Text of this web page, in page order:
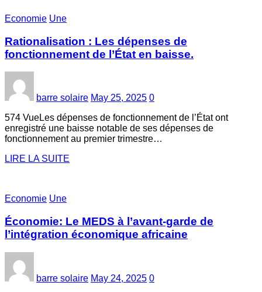
Economie Une
Rationalisation : Les dépenses de
fonctionnement de l’État en baisse.
barre solaire May 25, 2025 0
574 VueLes dépenses de fonctionnement de l’État ont
enregistré une baisse notable de ses dépenses de
fonctionnement au premier trimestre…
LIRE LA SUITE
Economie Une
Économie: Le MEDS à l’avant-garde de
l’intégration économique africaine
barre solaire May 24, 2025 0